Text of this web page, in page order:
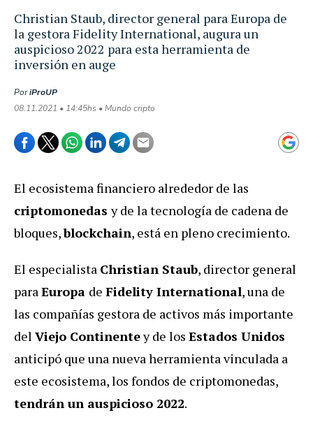
Christian Staub, director general para Europa de
la gestora Fidelity International, augura un
auspicioso 2022 para esta herramienta de
inversión en auge
PoriProUP
08.11.2021 • 14:45hs • Mundo cripto
El ecosistema financiero alrededor de las
criptomonedasy de la tecnología de cadena de
bloques,blockchain, está en pleno crecimiento.
El especialista Christian Staub, director general
paraEuropa de Fidelity International, una de
las compañías gestora de activos más importante
del Viejo Continentey de los Estados Unidos
anticipó que una nueva herramienta vinculada a
este ecosistema, los fondos de criptomonedas,
tendrán un auspicioso 2022.